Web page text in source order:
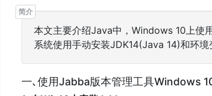
本文主要介绍Java中，Windows 10上使
系统使用手动安装JDK14(Java 14)和环境
一､使用Jabba版本管理工具Windows